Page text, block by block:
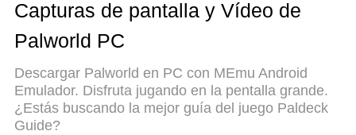
su aplicación con teclado y mouse. MEmu le ofrece
todas las características sorprendentes que
esperaba: instalación rápida y configuración fácil,
datos móviles y llamadas molestas. El nuevo
MEmu 9 es la mejor opción para usar Palworld en
su computadora. Codificado con nuestra absorción,
el administrador de instancias múltiples hace
Capturas de pantalla y Vídeo de
Palworld PC
Descargar Palworld en PC con MEmu Android
Emulador. Disfruta jugando en la pentalla grande.
¿Estás buscando la mejor guía del juego Paldeck
Guide?